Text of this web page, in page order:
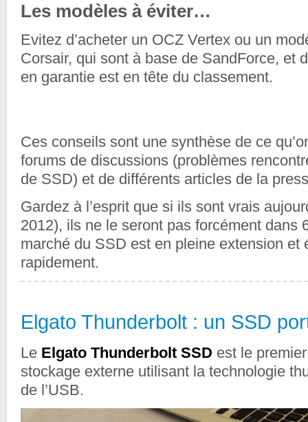
Les modèles à éviter…
Evitez d’acheter un OCZ Vertex ou un
Corsair, qui sont à base de SandForce, et
en garantie est en tête du classement.
Ces conseils sont une synthèse de ce
forums de discussions (problèmes
de SSD) et de différents articles de la
Gardez à l’esprit que si ils sont vrais
2012), ils ne le seront pas forcément dans
marché du SSD est en pleine extension et
rapidement.
Elgato Thunderbolt : un SSD
Le Elgato Thunderbolt SSD est le
stockage externe utilisant la technologie
de l’USB.